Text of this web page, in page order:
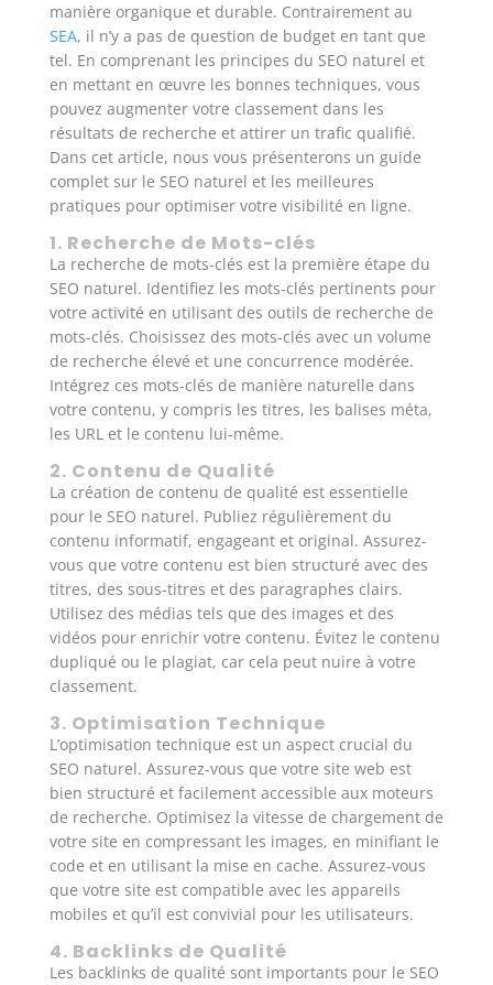
manière organique et durable. Contrairement au
SEA, il n’y a pas de question de budget en tant que
tel. En comprenant les principes du SEO naturel et
en mettant en œuvre les bonnes techniques, vous
pouvez augmenter votre classement dans les
résultats de recherche et attirer un trafic qualifié.
Dans cet article, nous vous présenterons un guide
complet sur le SEO naturel et les meilleures
pratiques pour optimiser votre visibilité en ligne.
1. Recherche de Mots-clés
La recherche de mots-clés est la première étape du
SEO naturel. Identifiez les mots-clés pertinents pour
votre activité en utilisant des outils de recherche de
mots-clés. Choisissez des mots-clés avec un volume
de recherche élevé et une concurrence modérée.
Intégrez ces mots-clés de manière naturelle dans
votre contenu, y compris les titres, les balises méta,
les URL et le contenu lui-même.
2. Contenu de Qualité
La création de contenu de qualité est essentielle
pour le SEO naturel. Publiez régulièrement du
contenu informatif, engageant et original. Assurez-
vous que votre contenu est bien structuré avec des
titres, des sous-titres et des paragraphes clairs.
Utilisez des médias tels que des images et des
vidéos pour enrichir votre contenu. Évitez le contenu
dupliqué ou le plagiat, car cela peut nuire à votre
classement.
3. Optimisation Technique
L’optimisation technique est un aspect crucial du
SEO naturel. Assurez-vous que votre site web est
bien structuré et facilement accessible aux moteurs
de recherche. Optimisez la vitesse de chargement de
votre site en compressant les images, en minifiant le
code et en utilisant la mise en cache. Assurez-vous
que votre site est compatible avec les appareils
mobiles et qu’il est convivial pour les utilisateurs.
4. Backlinks de Qualité
Les backlinks de qualité sont importants pour le SEO